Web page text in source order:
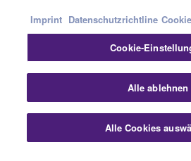
Downloads
Consumer
Kontakt
Datenschutzerklärung
© Yamaha
Imprint Datenschutzrichtline
Cookie-
Alle ablehnen
Alle Cookies